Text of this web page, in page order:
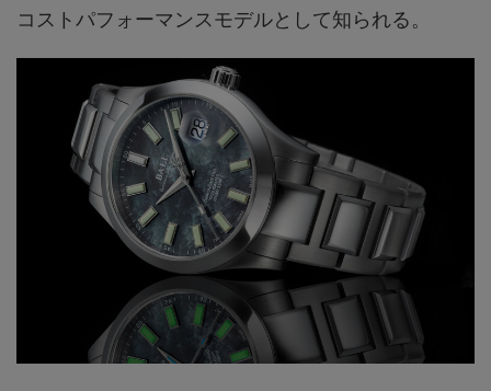
コストパフォーマンスモデルとして知られる。